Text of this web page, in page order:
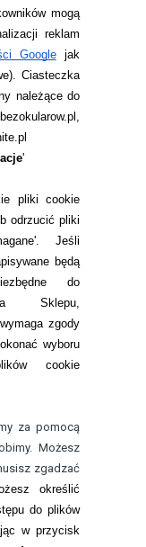
mogą
reklam
Googlejak
). Ciasteczka
należące do
'
pliki cookie
odrzucić pliki
Jeśli
będą
do
Sklepu,
zgody
wyboru
cookie
za pomocą
Możesz
zgadzać
określić
do plików
w przycisk